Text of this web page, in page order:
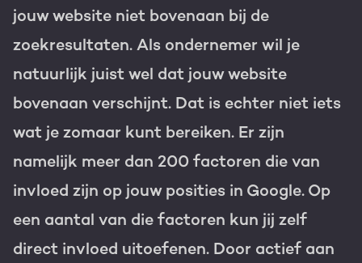
HubSpot websites
Modules & templates
Membership portals
Growth-driven design
Gratis portal scan
Nederlands Zoek
jouw website niet bovenaan bij de
zoekresultaten. Als ondernemer wil je
natuurlijk juist wel dat jouw website
bovenaan verschijnt. Dat is echter niet iets
wat je zomaar kunt bereiken. Er zijn
namelijk meer dan 200 factoren die van
invloed zijn op jouw posities in Google. Op
een aantal van die factoren kun jij zelf
direct invloed uitoefenen. Door actief aan